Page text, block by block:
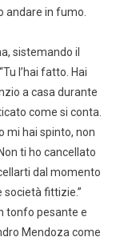
andare in fumo.
sistemando il
l’hai fatto. Hai
a casa durante
come si conta.
mi hai spinto, non
ti ho cancellato
dal momento
società fittizie.”
tonfo pesante e
Mendoza come